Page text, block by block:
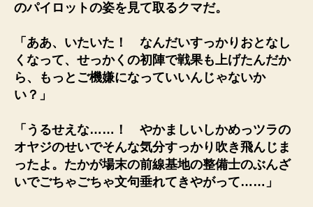
のパイロットの姿を見て取るクマだ。
「ああ、いたいた！ なんだいすっかりおとなし
くなって、せっかくの初陣で戦果も上げたんだか
ら、もっとご機嫌になっていいんじゃないか
い？」
「うるせえな……！ やかましいしかめっツラの
オヤジのせいでそんな気分すっかり吹き飛んじま
ったよ。たかが場末の前線基地の整備士のぶんざ
いでごちゃごちゃ文句垂れてきやがって……」